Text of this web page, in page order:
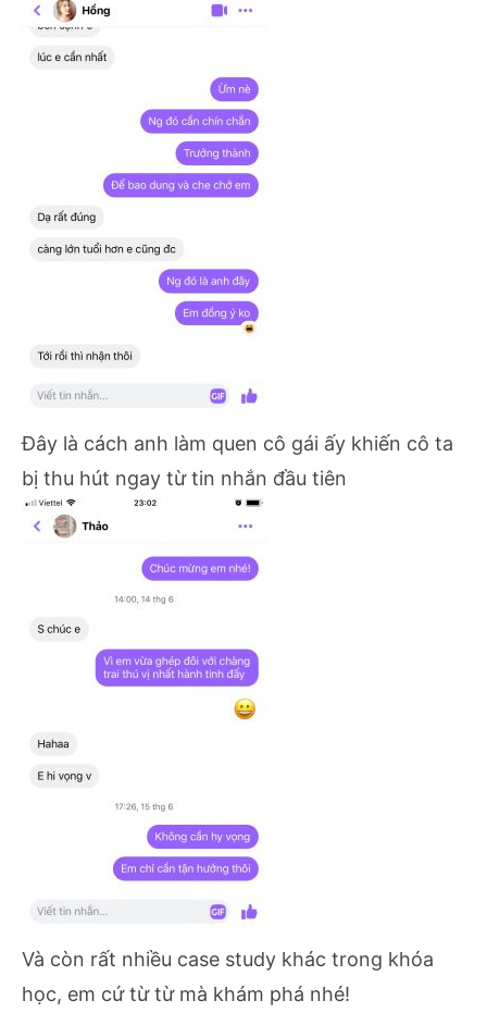
Đây là cách anh làm quen cô gái ấy khiến cô ta
bị thu hút ngay từ tin nhắn đầu tiên
Và còn rất nhiều case study khác trong khóa
học, em cứ từ từ mà khám phá nhé!